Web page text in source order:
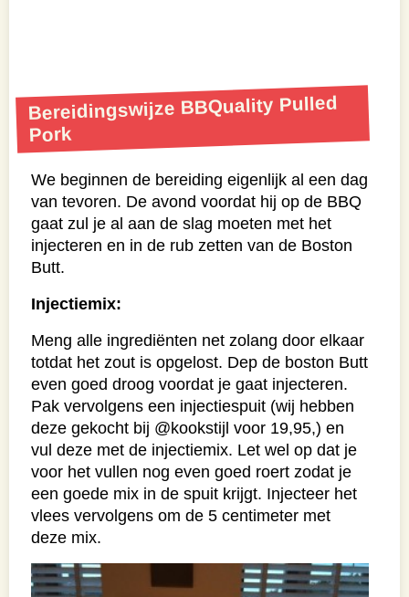
Bereidingswijze BBQuality Pulled
Pork
We beginnen de bereiding eigenlijk al een dag
van tevoren. De avond voordat hij op de BBQ
gaat zul je al aan de slag moeten met het
injecteren en in de rub zetten van de Boston
Butt.
Injectiemix:
Meng alle ingrediënten net zolang door elkaar
totdat het zout is opgelost. Dep de boston Butt
even goed droog voordat je gaat injecteren.
Pak vervolgens een injectiespuit (wij hebben
deze gekocht bij @kookstijl voor 19,95,) en
vul deze met de injectiemix. Let wel op dat je
voor het vullen nog even goed roert zodat je
een goede mix in de spuit krijgt. Injecteer het
vlees vervolgens om de 5 centimeter met
deze mix.